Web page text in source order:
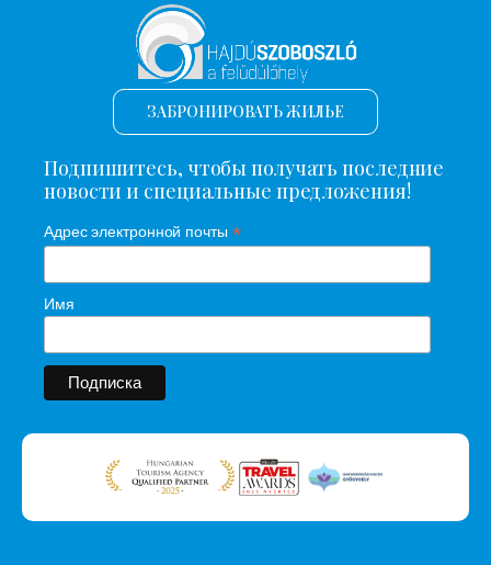
ЗАБРОНИРОВАТЬ ЖИЛЬЕ
Подпишитесь, чтобы получать последние
новости и специальные предложения!
Адрес электронной почты *
Имя